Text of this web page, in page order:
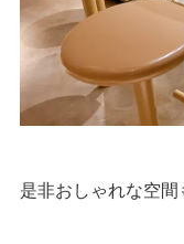
是非おしゃれな空間